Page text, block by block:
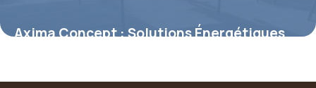
Axima Concept : Solutions Énergétiques
30 avril 2026